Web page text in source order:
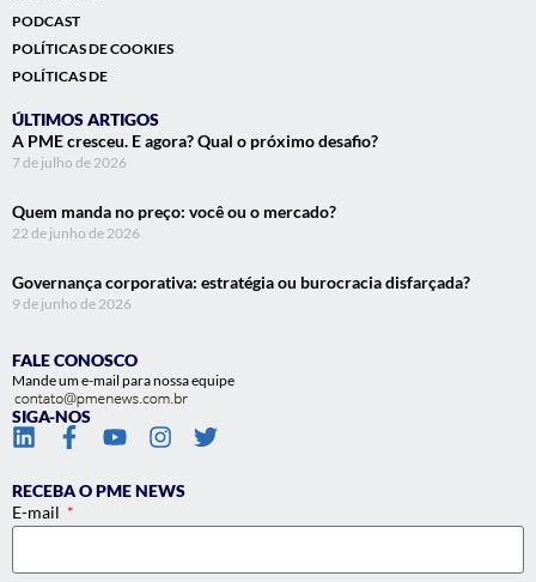
PODCAST
POLÍTICAS DE COOKIES
POLÍTICAS DE
ÚLTIMOS ARTIGOS
A PME cresceu. E agora? Qual o próximo desafio?
7 de julho de 2026
Quem manda no preço: você ou o mercado?
22 de junho de 2026
Governança corporativa: estratégia ou burocracia disfarçada?
9 de junho de 2026
FALE CONOSCO
Mande um e-mail para nossa equipe
SIGA-NOS
RECEBA O PME NEWS
E-mail